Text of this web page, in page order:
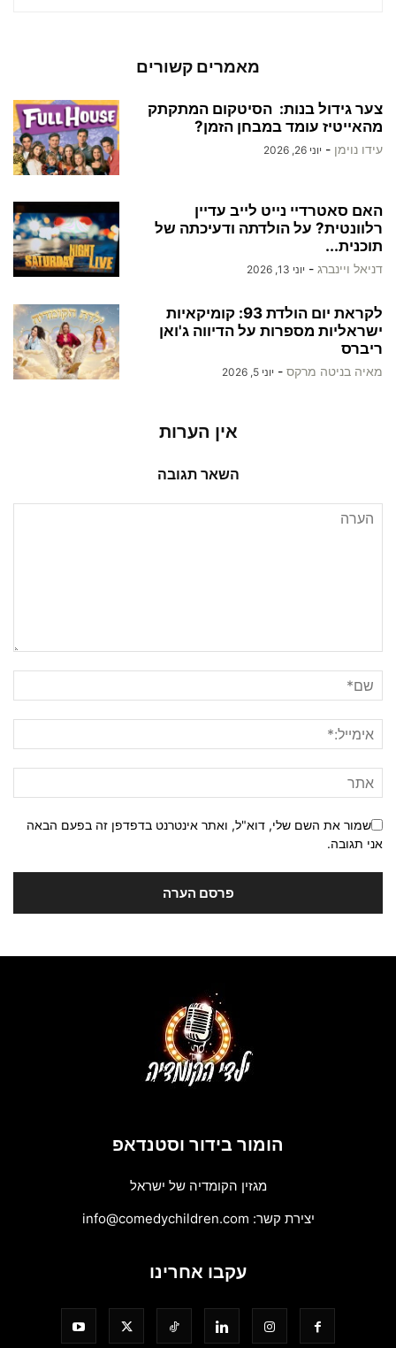
מאמרים קשורים
צער גידול בנות: הסיטקום המתקתק
מהאייטיז עומד במבחן הזמן?
עידו נוימן - יוני 26, 2026
האם סאטרדיי נייט לייב עדיין
רלוונטית? על הולדתה ודעיכתה של
תוכנית...
דניאל ויינברג - יוני 13, 2026
לקראת יום הולדת 93: קומיקאיות
ישראליות מספרות על הדיווה ג'ואן
ריברס
מאיה בניטה מרקס - יוני 5, 2026
אין הערות
השאר תגובה
שמור את השם שלי, דוא"ל, ואתר אינטרנט בדפדפן זה בפעם הבאה
אני תגובה.
הומור בידור וסטנדאפ
מגזין הקומדיה של ישראל
יצירת קשר: info@comedychildren.com
עקבו אחרינו